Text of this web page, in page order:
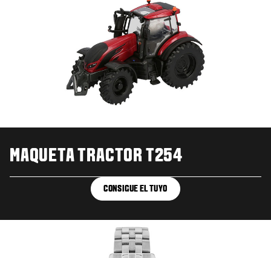
MAQUETA TRACTOR T254
CONSIGUE EL TUYO